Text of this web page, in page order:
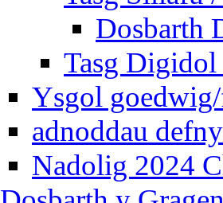
Dosbarth
Tasg
Ysgol
adnoddau
Nadolig 2024